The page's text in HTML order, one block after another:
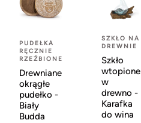
PUDEŁKA
RĘCZNIE
RZEŹBIONE
Drewniane
okrągłe
pudełko -
Biały
Budda
SZKŁO NA
DREWNIE
Szkło
wtopione
w
drewno -
Karafka
do wina